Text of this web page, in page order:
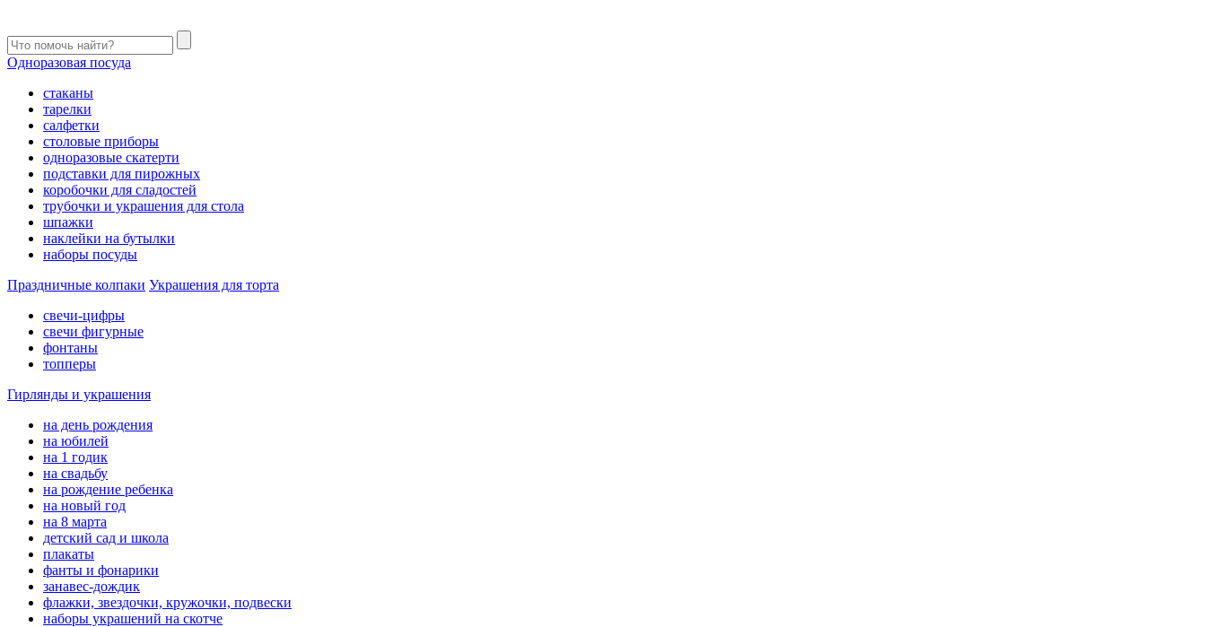
Одноразовая посуда
стаканы
тарелки
салфетки
столовые приборы
одноразовые скатерти
подставки для пирожных
коробочки для сладостей
трубочки и украшения для стола
шпажки
наклейки на бутылки
наборы посуды
Праздничные колпаки Украшения для торта
свечи-цифры
свечи фигурные
фонтаны
топперы
Гирлянды и украшения
на день рождения
на юбилей
на 1 годик
на свадьбу
на рождение ребенка
на новый год
на 8 марта
детский сад и школа
плакаты
фанты и фонарики
занавес-дождик
флажки, звездочки, кружочки, подвески
наборы украшений на скотче